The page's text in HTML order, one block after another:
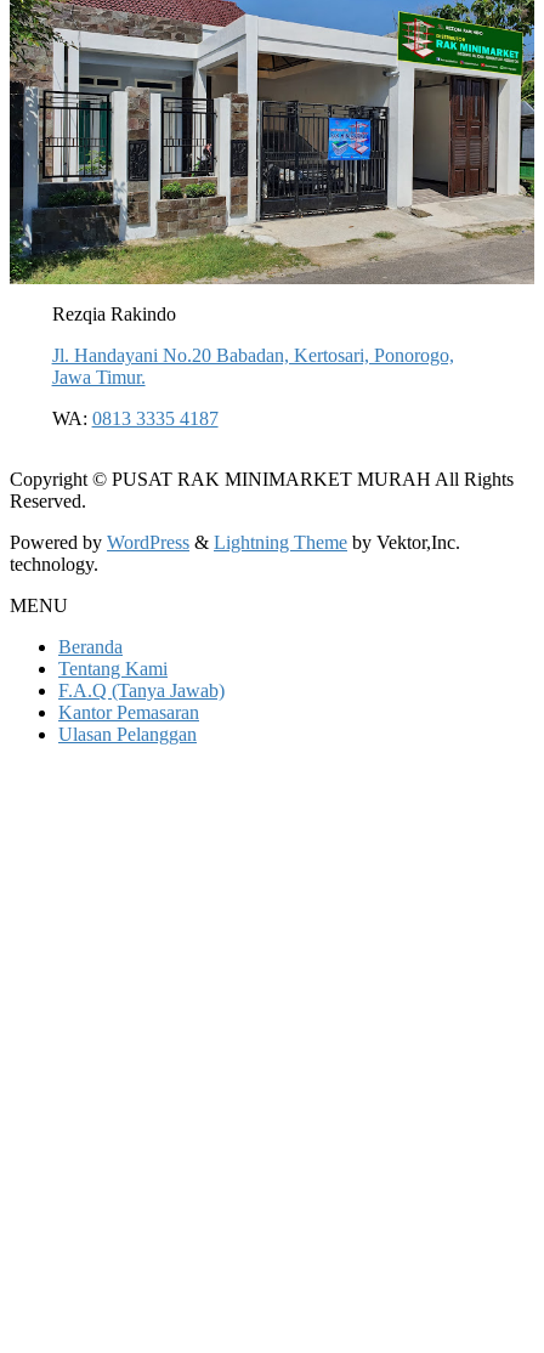
Rezqia Rakindo
Jl. Handayani No.20 Babadan, Kertosari, Ponorogo,
Jawa Timur.
WA: 0813 3335 4187
Copyright © PUSAT RAK MINIMARKET MURAH All Rights
Reserved.
Powered by WordPress & Lightning Theme by Vektor,Inc.
technology.
MENU
Beranda
Tentang Kami
F.A.Q (Tanya Jawab)
Kantor Pemasaran
Ulasan Pelanggan